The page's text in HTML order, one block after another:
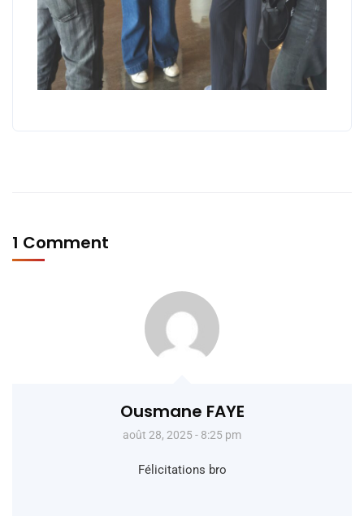
1 Comment
Ousmane FAYE
août 28, 2025 - 8:25 pm
Félicitations bro